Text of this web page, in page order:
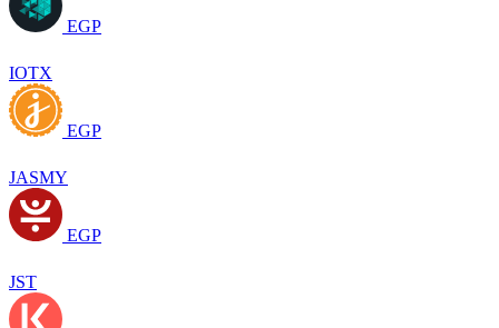
EGP
IOTX
EGP
JASMY
EGP
JST